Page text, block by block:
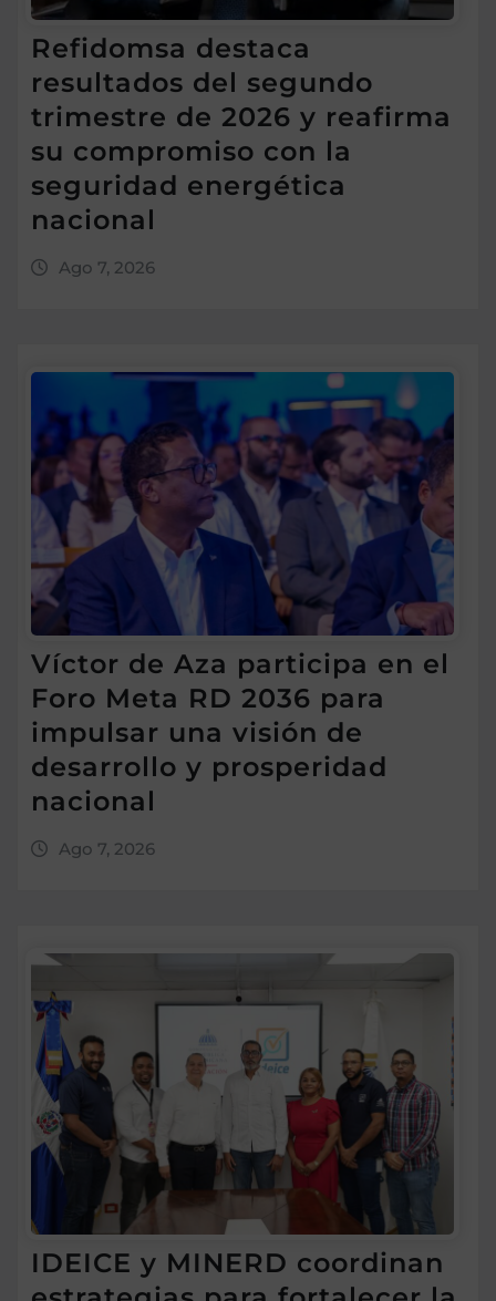
Refidomsa destaca
resultados del segundo
trimestre de 2026 y reafirma
su compromiso con la
seguridad energética
nacional
Ago 7, 2026
Víctor de Aza participa en el
Foro Meta RD 2036 para
impulsar una visión de
desarrollo y prosperidad
nacional
Ago 7, 2026
IDEICE y MINERD coordinan